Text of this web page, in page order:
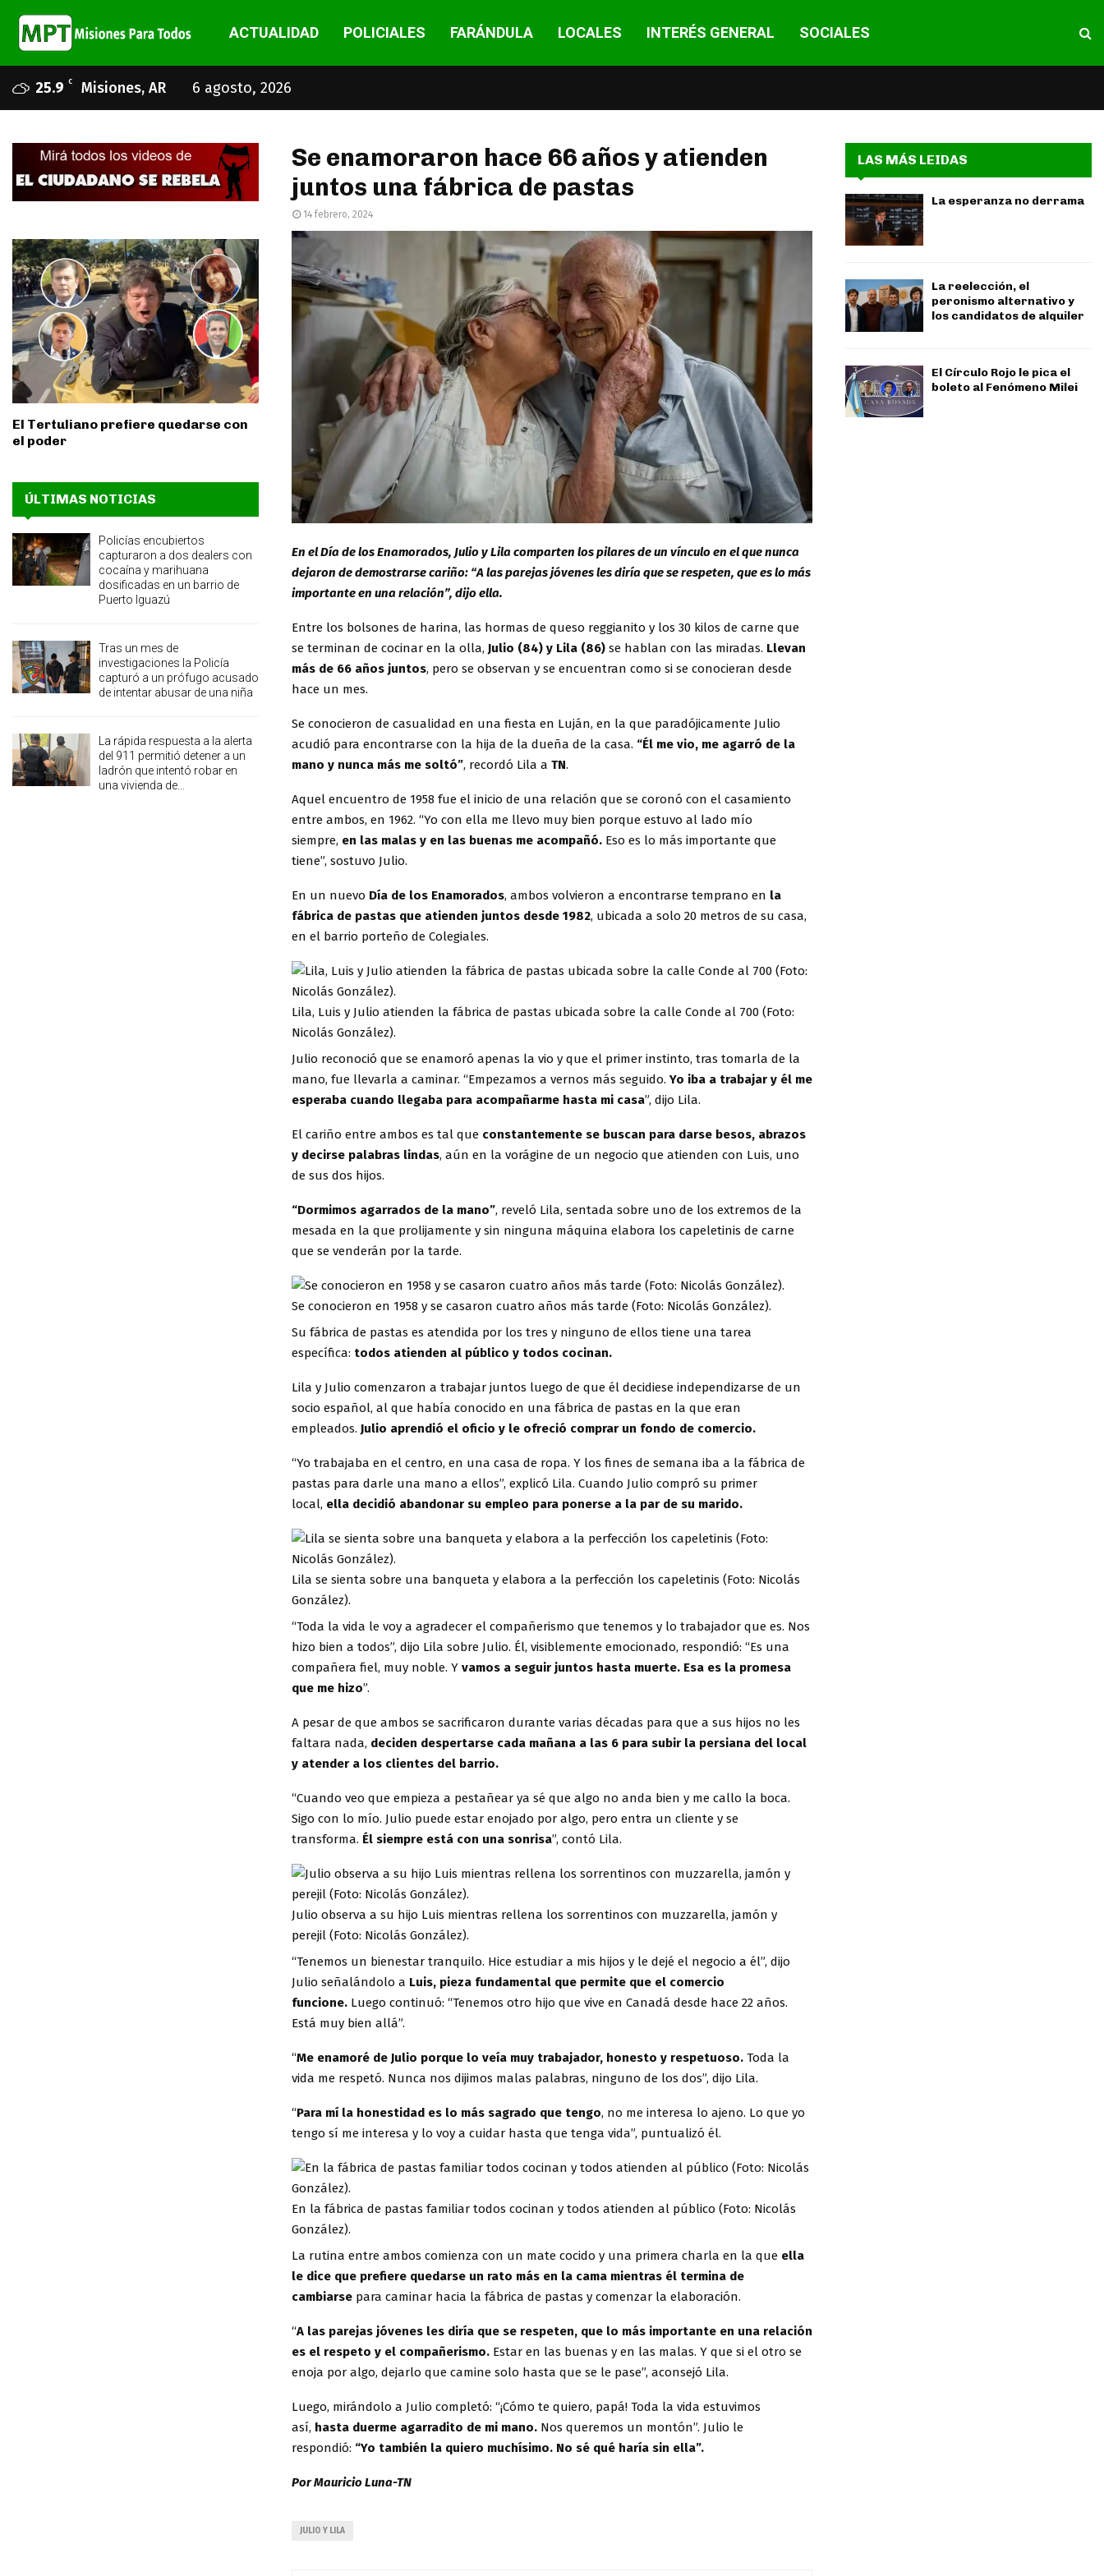
ACTUALIDAD POLICIALES FARÁNDULA LOCALES INTERÉS GENERAL SOCIALES
25.9 C Misiones, AR 6 agosto, 2026
Se enamoraron hace 66 años y atienden
juntos una fábrica de pastas
14 febrero, 2024
En el Día de los Enamorados, Julio y Lila comparten los pilares de un vínculo en el que nunca
dejaron de demostrarse cariño: “A las parejas jóvenes les diría que se respeten, que es lo más
importante en una relación”, dijo ella.
Entre los bolsones de harina, las hormas de queso reggianito y los 30 kilos de carne que
se terminan de cocinar en la olla, Julio (84) y Lila (86) se hablan con las miradas. Llevan
más de 66 años juntos, pero se observan y se encuentran como si se conocieran desde
hace un mes.
Se conocieron de casualidad en una fiesta en Luján, en la que paradójicamente Julio
acudió para encontrarse con la hija de la dueña de la casa. “Él me vio, me agarró de la
mano y nunca más me soltó”, recordó Lila a TN.
Aquel encuentro de 1958 fue el inicio de una relación que se coronó con el casamiento
entre ambos, en 1962. “Yo con ella me llevo muy bien porque estuvo al lado mío
siempre, en las malas y en las buenas me acompañó. Eso es lo más importante que
tiene”, sostuvo Julio.
En un nuevo Día de los Enamorados, ambos volvieron a encontrarse temprano en la
fábrica de pastas que atienden juntos desde 1982, ubicada a solo 20 metros de su casa,
en el barrio porteño de Colegiales.
Lila, Luis y Julio atienden la fábrica de pastas ubicada sobre la calle Conde al 700 (Foto:
Nicolás González).
Julio reconoció que se enamoró apenas la vio y que el primer instinto, tras tomarla de la
mano, fue llevarla a caminar. “Empezamos a vernos más seguido.Yo iba a trabajar y él me
esperaba cuando llegaba para acompañarme hasta mi casa”, dijo Lila.
El cariño entre ambos es tal que constantemente se buscan para darse besos, abrazos
y decirse palabras lindas, aún en la vorágine de un negocio que atienden con Luis, uno
de sus dos hijos.
“Dormimos agarrados de la mano”, reveló Lila, sentada sobre uno de los extremos de la
mesada en la que prolijamente y sin ninguna máquina elabora los capeletinis de carne
que se venderán por la tarde.
Se conocieron en 1958 y se casaron cuatro años más tarde (Foto: Nicolás González).
Su fábrica de pastas es atendida por los tres y ninguno de ellos tiene una tarea
específica: todos atienden al público y todos cocinan.
Lila y Julio comenzaron a trabajar juntos luego de que él decidiese independizarse de un
socio español, al que había conocido en una fábrica de pastas en la que eran
empleados. Julio aprendió el oficio y le ofreció comprar un fondo de comercio.
“Yo trabajaba en el centro, en una casa de ropa. Y los fines de semana iba a la fábrica de
pastas para darle una mano a ellos”, explicó Lila. Cuando Julio compró su primer
local, ella decidió abandonar su empleo para ponerse a la par de su marido.
Lila se sienta sobre una banqueta y elabora a la perfección los capeletinis (Foto: Nicolás
González).
“Toda la vida le voy a agradecer el compañerismo que tenemos y lo trabajador que es. Nos
hizo bien a todos”, dijo Lila sobre Julio. Él, visiblemente emocionado, respondió: “Es una
compañera fiel, muy noble. Y vamos a seguir juntos hasta muerte. Esa es la promesa
que me hizo”.
A pesar de que ambos se sacrificaron durante varias décadas para que a sus hijos no les
faltara nada, deciden despertarse cada mañana a las 6 para subir la persiana del local
y atender a los clientes del barrio.
“Cuando veo que empieza a pestañear ya sé que algo no anda bien y me callo la boca.
Sigo con lo mío. Julio puede estar enojado por algo, pero entra un cliente y se
transforma. Él siempre está con una sonrisa”, contó Lila.
Julio observa a su hijo Luis mientras rellena los sorrentinos con muzzarella, jamón y
perejil (Foto: Nicolás González).
“Tenemos un bienestar tranquilo. Hice estudiar a mis hijos y le dejé el negocio a él”, dijo
Julio señalándolo a Luis, pieza fundamental que permite que el comercio
funcione. Luego continuó: “Tenemos otro hijo que vive en Canadá desde hace 22 años.
Está muy bien allá”.
“Me enamoré de Julio porque lo veía muy trabajador, honesto y respetuoso. Toda la
vida me respetó. Nunca nos dijimos malas palabras, ninguno de los dos”, dijo Lila.
“Para mí la honestidad es lo más sagrado que tengo, no me interesa lo ajeno. Lo que yo
tengo sí me interesa y lo voy a cuidar hasta que tenga vida”, puntualizó él.
En la fábrica de pastas familiar todos cocinan y todos atienden al público (Foto: Nicolás
González).
La rutina entre ambos comienza con un mate cocido y una primera charla en la que ella
le dice que prefiere quedarse un rato más en la cama mientras él termina de
cambiarse para caminar hacia la fábrica de pastas y comenzar la elaboración.
“A las parejas jóvenes les diría que se respeten, que lo más importante en una relación
es el respeto y el compañerismo. Estar en las buenas y en las malas. Y que si el otro se
enoja por algo, dejarlo que camine solo hasta que se le pase”, aconsejó Lila.
Luego, mirándolo a Julio completó: “¡Cómo te quiero, papá! Toda la vida estuvimos
así, hasta duerme agarradito de mi mano. Nos queremos un montón”. Julio le
respondió: “Yo también la quiero muchísimo. No sé qué haría sin ella”.
Por Mauricio Luna-TN
JULIO Y LILA
El Tertuliano prefiere quedarse con
el poder
ÚLTIMAS NOTICIAS
Policías encubiertos
capturaron a dos dealers con
cocaína y marihuana
dosificadas en un barrio de
Puerto Iguazú
Tras un mes de
investigaciones la Policía
capturó a un prófugo acusado
de intentar abusar de una niña
La rápida respuesta a la alerta
del 911 permitió detener a un
ladrón que intentó robar en
una vivienda de...
LAS MÁS LEIDAS
La esperanza no derrama
La reelección, el
peronismo alternativo y
los candidatos de alquiler
El Círculo Rojo le pica el
boleto al Fenómeno Milei